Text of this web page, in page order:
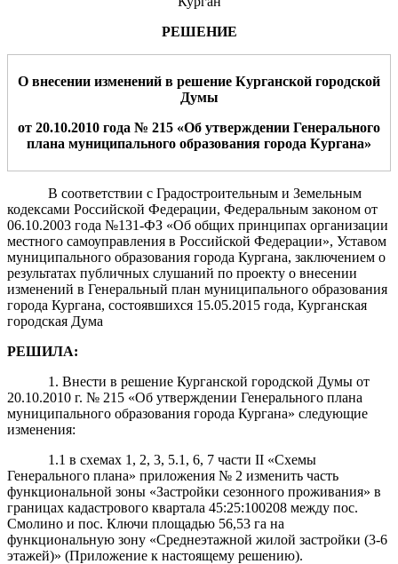
РЕШЕНИЕ
О внесении изменений в решение Курганской городской
Думы
от 20.10.2010 года № 215 «Об утверждении Генерального
плана муниципального образования города Кургана»
В соответствии с Градостроительным и Земельным
кодексами Российской Федерации, Федеральным законом от
06.10.2003 года №131-ФЗ «Об общих принципах организации
местного самоуправления в Российской Федерации», Уставом
муниципального образования города Кургана, заключением о
результатах публичных слушаний по проекту о внесении
изменений в Генеральный план муниципального образования
города Кургана, состоявшихся 15.05.2015 года, Курганская
городская Дума
РЕШИЛА:
1. Внести в решение Курганской городской Думы от
20.10.2010 г. № 215 «Об утверждении Генерального плана
муниципального образования города Кургана» следующие
изменения:
1.1 в схемах 1, 2, 3, 5.1, 6, 7 части II «Схемы
Генерального плана» приложения № 2 изменить часть
функциональной зоны «Застройки сезонного проживания» в
границах кадастрового квартала 45:25:100208 между пос.
Смолино и пос. Ключи площадью 56,53 га на
функциональную зону «Среднеэтажной жилой застройки (3-6
этажей)» (Приложение к настоящему решению).